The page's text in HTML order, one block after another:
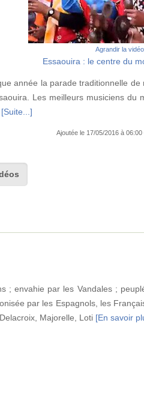
Agrandir la vidéo
Essaouira : le centre du
année la parade traditionnelle de
Les meilleurs musiciens du
[Suite...]
Ajoutée le 17/05/2016 à
; envahie par les Vandales ;
par les Espagnols, les
Majorelle, Loti [En savoir